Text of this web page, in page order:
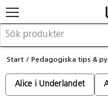
Möbler & inredning
Skapa
Start Pedagogiska tips &
Alice i Underlandet